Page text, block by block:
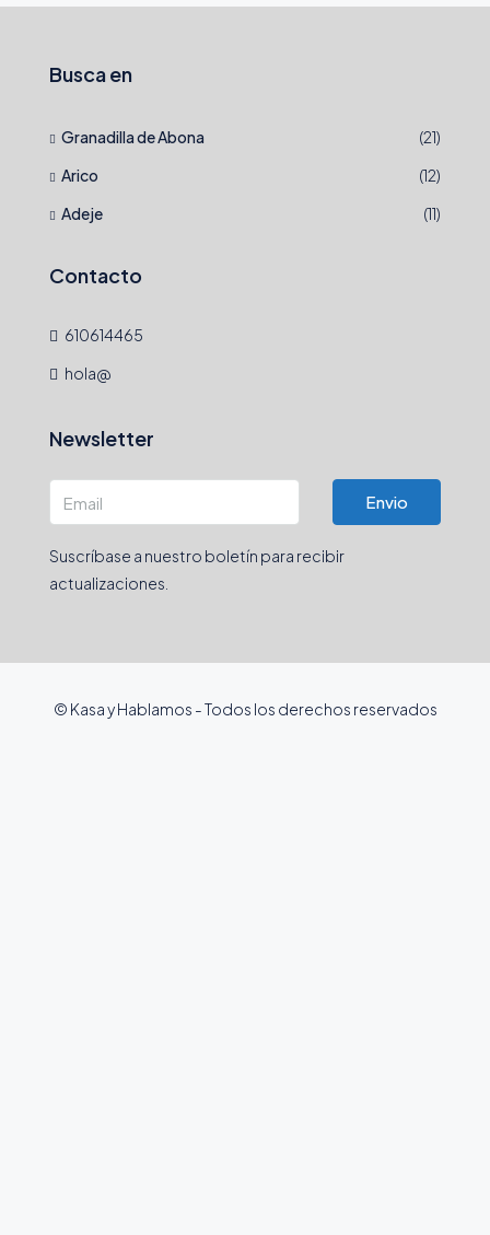
Busca en
Granadilla de Abona
(21)
Arico
(12)
Adeje
(11)
Contacto
610614465
hola@
Newsletter
Envio
Suscríbase a nuestro boletín para recibir
actualizaciones.
© Kasa y Hablamos - Todos los derechos reservados